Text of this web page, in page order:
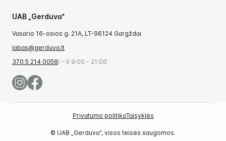
UAB „Gerduva“
Vasario 16-osios g. 21A, LT-96124 Gargždai
labas@gerduva.lt
370 5 214 0058I - V 9:00 - 21:00
Privatumo politikaTaisyklės
© UAB „Gerduva“, visos teisės saugomos.